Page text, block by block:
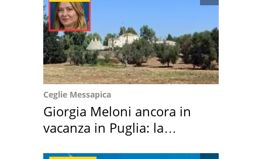
Ceglie Messapica
Giorgia Meloni ancora in
vacanza in Puglia: la